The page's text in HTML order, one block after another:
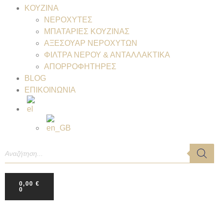
ΚΟΥΖΙΝΑ
ΝΕΡΟΧΥΤΕΣ
ΜΠΑΤΑΡΙΕΣ ΚΟΥΖΙΝΑΣ
ΑΞΕΣΟΥΑΡ ΝΕΡΟΧΥΤΩΝ
ΦΙΛΤΡΑ ΝΕΡΟΥ & ΑΝΤΑΛΛΑΚΤΙΚΑ
ΑΠΟΡΡΟΦΗΤΗΡΕΣ
BLOG
ΕΠΙΚΟΙΝΩΝΙΑ
0,00 €
0